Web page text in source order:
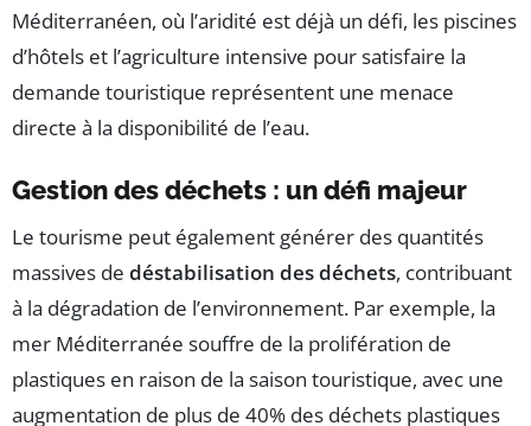
Méditerranéen, où l’aridité est déjà un défi, les piscines
d’hôtels et l’agriculture intensive pour satisfaire la
demande touristique représentent une menace
directe à la disponibilité de l’eau.
Gestion des déchets : un défi majeur
Le tourisme peut également générer des quantités
massives de déstabilisation des déchets, contribuant
à la dégradation de l’environnement. Par exemple, la
mer Méditerranée souffre de la prolifération de
plastiques en raison de la saison touristique, avec une
augmentation de plus de 40% des déchets plastiques